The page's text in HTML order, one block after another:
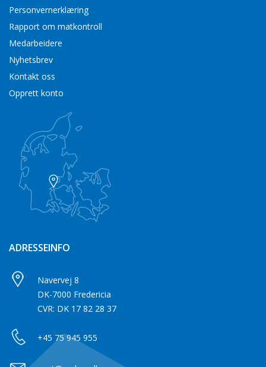
Personvernerklæring
Rapport om matkontroll
Medarbeidere
Nyhetsbrev
Kontakt oss
Opprett konto
ADRESSEINFO
Navervej 8
DK-7000 Fredericia
CVR: DK 17 82 28 37
+45 75 945 955